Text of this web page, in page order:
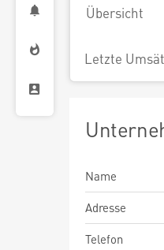
Übersicht
Letzte
Name
Adresse
Telefon